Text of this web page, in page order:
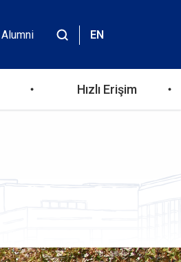
Alumni
EN
Hızlı Erişim